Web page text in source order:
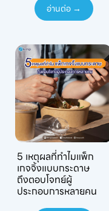
อ่านต่อ →
5 เหตุผลที่ทำไมแพ็ก
เกจจิ้งแบบกระดาษ
ถึงตอบโจทย์ผู้
ประกอบการหลายคน